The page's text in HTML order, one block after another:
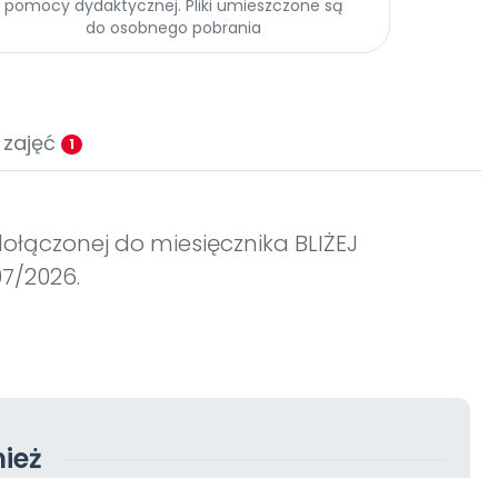
pomocy dydaktycznej. Pliki umieszczone są
do osobnego pobrania
1
do miesięcznika BLIŻEJ
2026.